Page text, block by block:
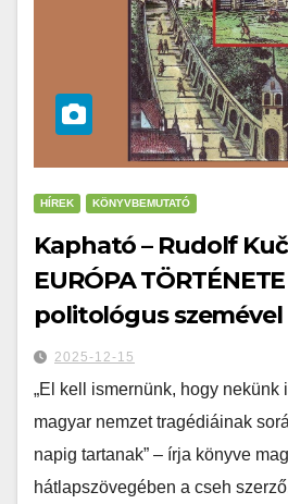
HÍREK KÖNYVBEMUTATÓ
Kapható – Rudolf
EURÓPA
politológus szemével
2025-12-15
„El kell ismernünk, hogy nekünk
magyar nemzet tragédiáinak
napig tartanak” – írja könyve
hátlapszövegében a cseh